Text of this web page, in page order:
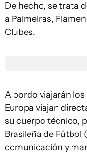
De hecho, se trata
a Palmeiras,
Clubes.
A bordo viajarán
Europa viajan
su cuerpo técnico,
Brasileña de Fútbol
comunicación y